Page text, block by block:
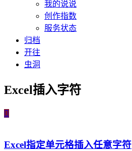
我的说说
创作指数
服务状态
归档
开往
虫洞
Excel插入字符

Excel指定单元格插入任意字符